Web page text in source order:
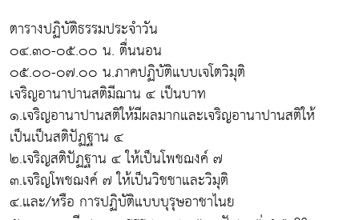
ตารางปฏิบัติธรรมประจำวัน
๐๔.๓๐-๐๕.๐๐ น. ตื่นนอน
๐๕.๐๐-๐๗.๐๐ น.ภาคปฏิบัติแบบเจโตวิมุติ
เจริญอานาปานสติมีฌาน ๔ เป็นบาท
๑.เจริญอานาปานสติให้มีผลมากและเจริญอานาปานสติให้
เป็นเป็นสติปัฏฐาน ๔
๒.เจริญสติปัฏฐาน ๔ ให้เป็นโพชฌงค์ ๗
๓.เจริญโพชฌงค์ ๗ ให้เป็นวิชชาและวิมุติ
๔.และ/หรือ การปฏิบัติแบบบุรุษอาชาไนย